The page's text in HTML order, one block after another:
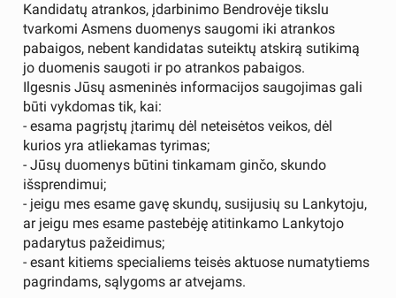
Kandidatų atrankos, įdarbinimo Bendrovėje tikslu
tvarkomi Asmens duomenys saugomi iki atrankos
pabaigos, nebent kandidatas suteiktų atskirą sutikimą
jo duomenis saugoti ir po atrankos pabaigos.
Ilgesnis Jūsų asmeninės informacijos saugojimas gali
būti vykdomas tik, kai:
- esama pagrįstų įtarimų dėl neteisėtos veikos, dėl
kurios yra atliekamas tyrimas;
- Jūsų duomenys būtini tinkamam ginčo, skundo
išsprendimui;
- jeigu mes esame gavę skundų, susijusių su Lankytoju,
ar jeigu mes esame pastebėję atitinkamo Lankytojo
padarytus pažeidimus;
- esant kitiems specialiems teisės aktuose numatytiems
pagrindams, sąlygoms ar atvejams.